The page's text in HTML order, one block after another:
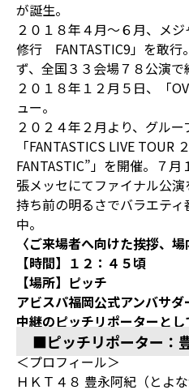
が誕生。
２０１８年４月～６月、メ
修行 FANTASTIC9」を敢行
ず、全国３３会場７８公演で
２０１８年１２月５日、「
ュー。
２０２４年２月より、グル
「FANTASTICS LIVE TOUR
FANTASTIC”」を開催。７
張メッセにてファイナル公演
持ち前の明るさでバラエテ
中。
〈ご来場者へ向けた挨拶、場
【時間】１２：４５頃
【場所】ピッチ
アビスパ福岡公式アンバサダ
中継のピッチリポーターとし
■ピッチリポーター：
＜プロフィール＞
ＨＫＴ４８ 豊永阿紀（とよ